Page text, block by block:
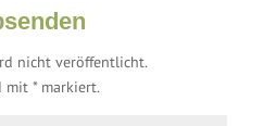
nicht veröffentlicht.
mit *markiert.